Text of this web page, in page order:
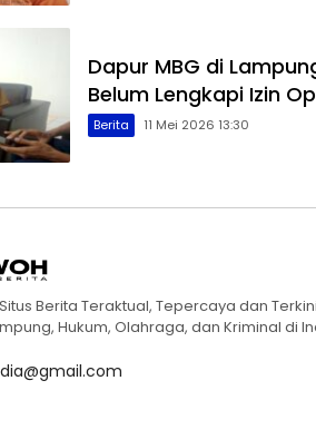
Dapur MBG di
Belum Lengkapi Izin
Berita 11 Mei 2026 13:30
Berita Teraktual, Tepercaya dan
Hukum, Olahraga, dan Kriminal di